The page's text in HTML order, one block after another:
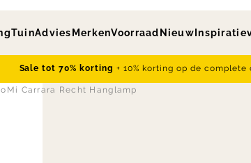
TuinAdvies MerkenVoorraad Nieuw Inspiratie
Sale tot 70% korting + 10% korting op de
Carrara Recht Hanglamp